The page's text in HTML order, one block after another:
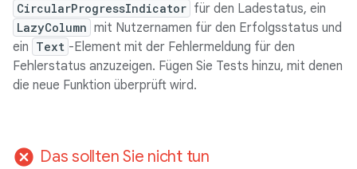
CircularProgressIndicator für den Ladestatus, ein
LazyColumn mit Nutzernamen für den Erfolgsstatus und
ein Text -Element mit der Fehlermeldung für den
Fehlerstatus anzuzeigen. Fügen Sie Tests hinzu, mit denen
die neue Funktion überprüft wird.
cancel Das sollten Sie nicht tun